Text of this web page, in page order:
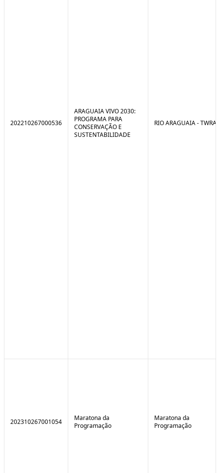
202210267000536
ARAGUAIA VIVO 2030:
PROGRAMA PARA
CONSERVAÇÃO E
SUSTENTABILIDADE
RIO ARAGUAIA - TWRA
202310267001054
Maratona da
Programação
Maratona da
Programação